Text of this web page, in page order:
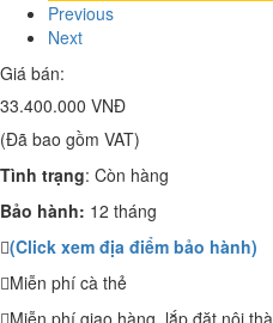
Previous
Next
Giá bán:
33.400.000 VNĐ
(Đã bao gồm VAT)
Tình trạng: Còn hàng
Bảo hành: 12 tháng
(Click xem địa điểm bảo hành)
Miễn phí cà thẻ
Miễn phí giao hàng, lắp đặt nội